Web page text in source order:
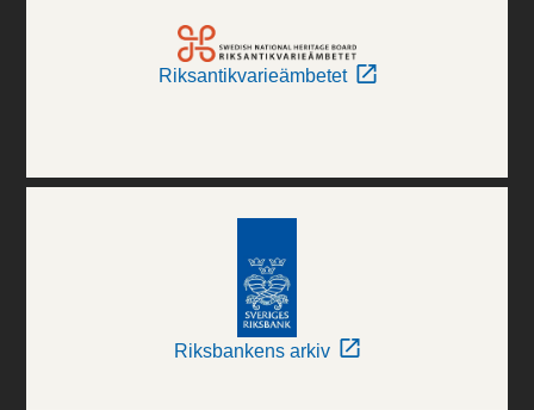
Riksantikvarieämbetet
Riksbankens arkiv